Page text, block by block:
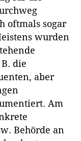
oftmals sogar
wurden
die
aber
Am
Behörde an